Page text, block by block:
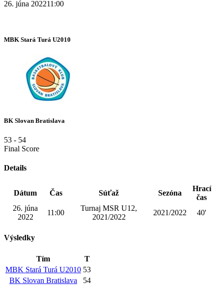
26. júna 202211:00
MBK Stará Turá U2010
BK Slovan Bratislava
53 - 54
Final Score
Details
Dátum Čas Súťaž Sezóna
Hrací
čas
26. júna
2022
11:00
Turnaj MSR U12,
2021/2022
2021/2022 40'
Výsledky
Tím
T
MBK Stará Turá U2010 53
BK Slovan Bratislava
54